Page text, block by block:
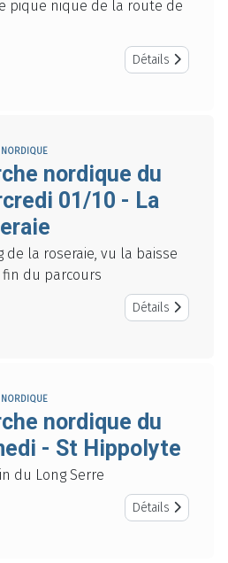
pique nique de la route de
Détails
nordique du
01/10 - La
la roseraie, vu la baisse
du parcours
Détails
nordique du
- St Hippolyte
du Long Serre
Détails